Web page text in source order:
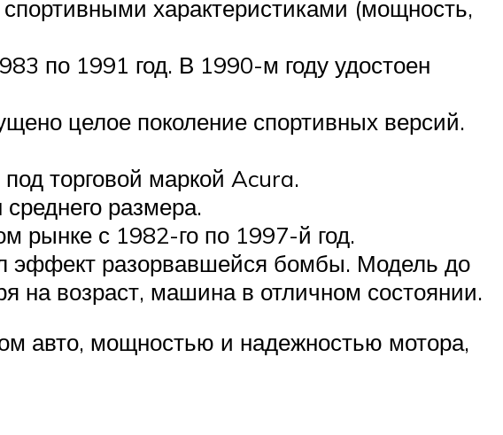
характеристиками (мощность,
по 1991 год. В 1990-м году удостоен
целое поколение спортивных версий.
торговой маркой Acura.
размера.
рынке с 1982-го по 1997-й год.
эффект разорвавшейся бомбы. Модель до
на возраст, машина в отличном состоянии.
авто, мощностью и надежностью мотора,